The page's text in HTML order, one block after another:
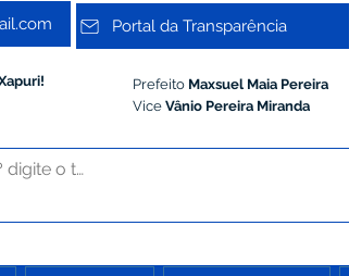
Portal da Transparência
Prefeito Maxsuel Maia Pereira
Vice Vânio Pereira Miranda